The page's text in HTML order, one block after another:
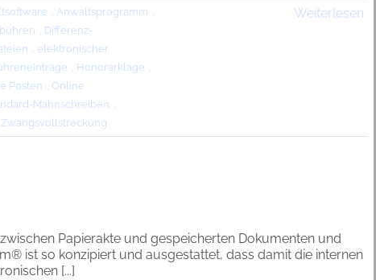
, Anwaltsprogramm ,
, Differenz-
, elektronischer
, Honorarklage ,
Posten , Online
Mahnschreiben ,
Zwangsvollstreckung
Weiterlesen
Papierakte und gespeicherten Dokumenten und
ist so konzipiert und ausgestattet, dass damit die internen
[...]